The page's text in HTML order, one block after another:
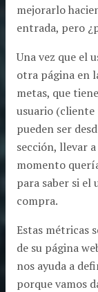
mejorarlo
entrada, pero
Una vez que el
otra página en
metas, que
usuario (cliente
pueden ser
sección, llevar
momento
para saber si el
compra.
Estas métricas
de su página
nos ayuda a
porque vamos